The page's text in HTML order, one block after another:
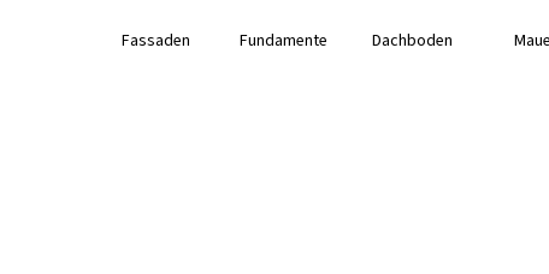
Fassaden Fundamente Dachboden